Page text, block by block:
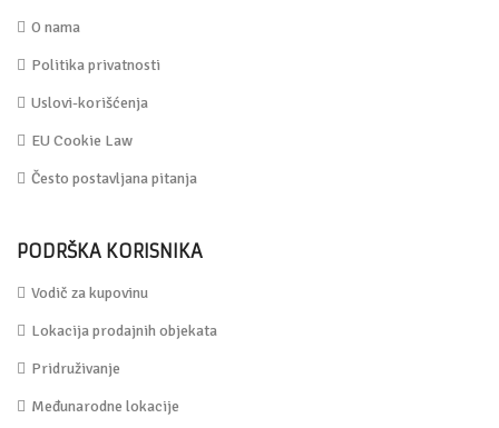
O nama
Politika privatnosti
Uslovi-korišćenja
EU Cookie Law
Često postavljana pitanja
PODRŠKA KORISNIKA
Vodič za kupovinu
Lokacija prodajnih objekata
Pridruživanje
Međunarodne lokacije